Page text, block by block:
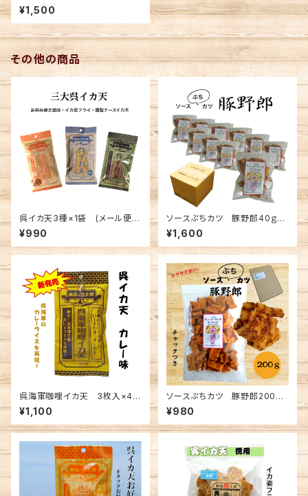
¥1,500
その他の商品
呉イカ天3種×1袋 (メール便送
料込み) ※複数個の注文不可
¥990
ソースぷちカツ 豚野郎40ｇ×1
0袋セット(送料別)
¥1,600
呉海軍咖哩イカ天 3枚入×4袋
セット(メール便送料込み) ※
複数個の注文不可
¥1,100
ソースぷちカツ 豚野郎200ｇ
(メール便送料無料) ※複数個
の注文不可
¥980